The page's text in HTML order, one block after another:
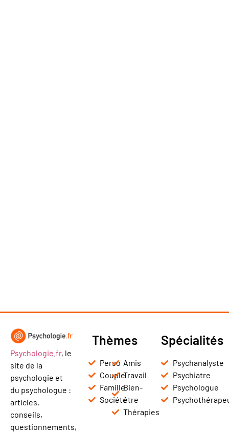
Psychologie.fr, le
site de la
psychologie et
du psychologue :
articles,
conseils,
questionnements,
Thèmes
Perso
Couple
Famille
Société
Amis
Travail
Bien-
être
Thérapies
Spécialités
Psychanalyste
Psychiatre
Psychologue